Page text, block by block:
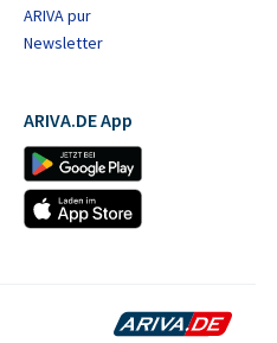
ARIVA pur
Newsletter
ARIVA.DE App